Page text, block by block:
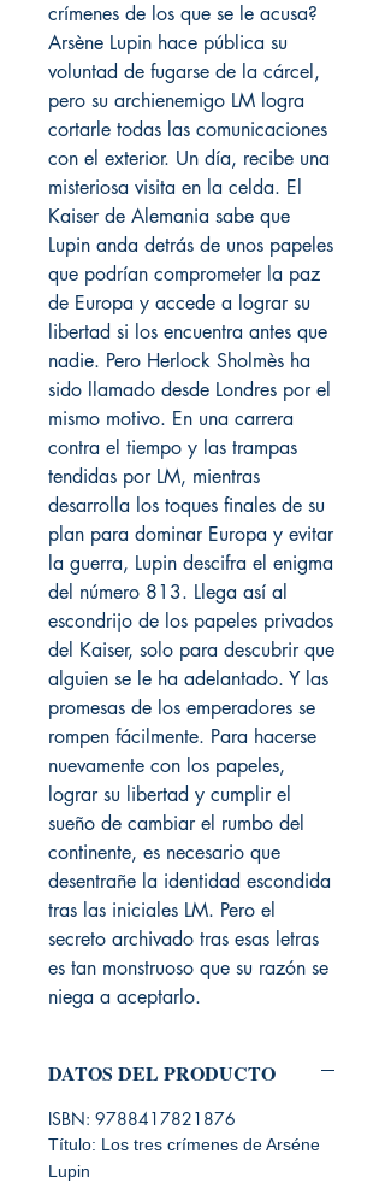
crímenes de los que se le acusa?
Arsène Lupin hace pública su
voluntad de fugarse de la cárcel,
pero su archienemigo LM logra
cortarle todas las comunicaciones
con el exterior. Un día, recibe una
misteriosa visita en la celda. El
Kaiser de Alemania sabe que
Lupin anda detrás de unos papeles
que podrían comprometer la paz
de Europa y accede a lograr su
libertad si los encuentra antes que
nadie. Pero Herlock Sholmès ha
sido llamado desde Londres por el
mismo motivo. En una carrera
contra el tiempo y las trampas
tendidas por LM, mientras
desarrolla los toques finales de su
plan para dominar Europa y evitar
la guerra, Lupin descifra el enigma
del número 813. Llega así al
escondrijo de los papeles privados
del Kaiser, solo para descubrir que
alguien se le ha adelantado. Y las
promesas de los emperadores se
rompen fácilmente. Para hacerse
nuevamente con los papeles,
lograr su libertad y cumplir el
sueño de cambiar el rumbo del
continente, es necesario que
desentrañe la identidad escondida
tras las iniciales LM. Pero el
secreto archivado tras esas letras
es tan monstruoso que su razón se
niega a aceptarlo.
DATOS DEL PRODUCTO
ISBN: 9788417821876
Título: Los tres crímenes de Arséne
Lupin